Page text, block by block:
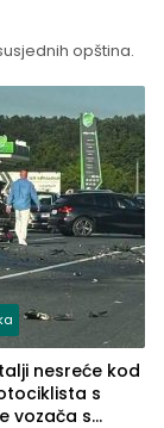
opština.
nesreće kod
s
vozača s